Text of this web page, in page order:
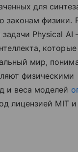
для
законам физики.
задачи Physical
которые
мир,
физическими
и веса моделей
лицензией MIT